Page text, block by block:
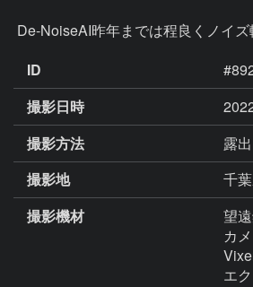
De-NoiseAI昨年までは程良くノイ
ID
撮影日時
撮影方法
露
撮影地
千
撮影機材
望
カ
エ